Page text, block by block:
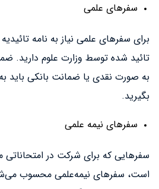
سفرهای علمی
برای سفرهای علمی نیاز به نامه
به صورت نقدی یا ضمانت بانکی باید
بگیرید.
سفرهای نیمه علمی
است، سفرهای نیمه‌علمی محسوب